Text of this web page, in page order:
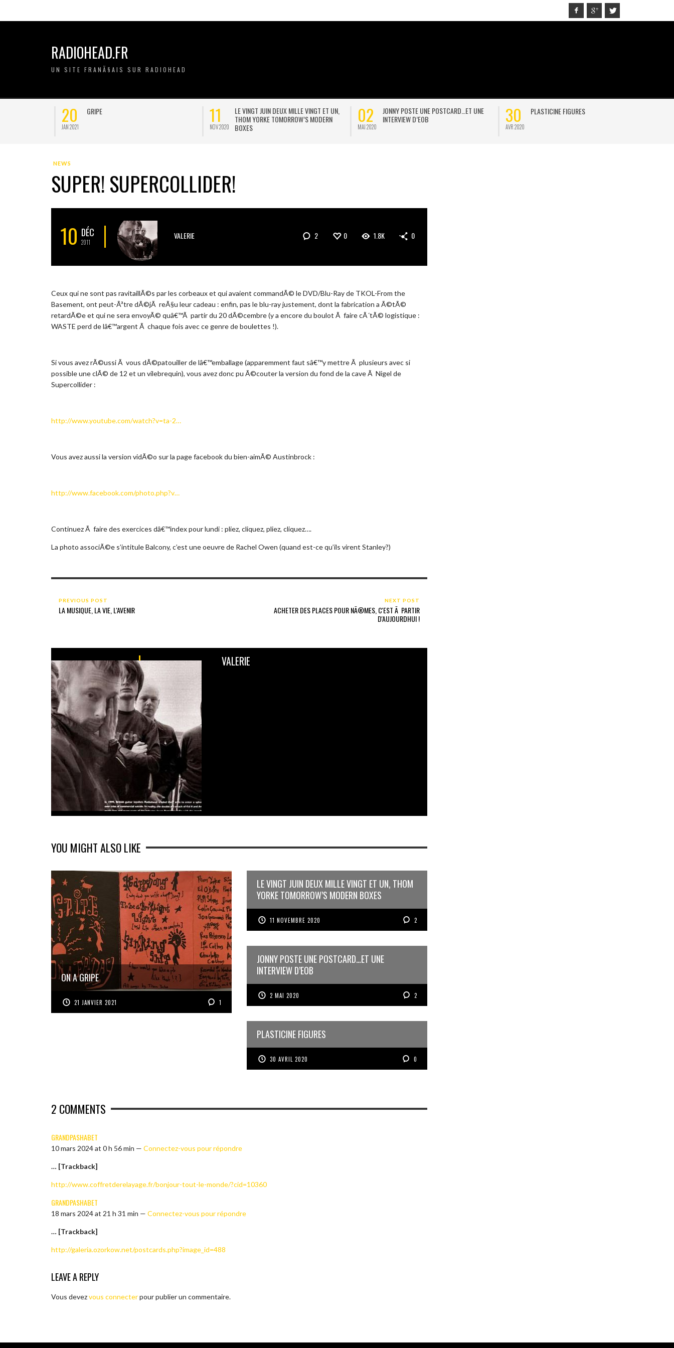
RADIOHEAD.FR
UN SITE FRANÃ§AIS SUR RADIOHEAD
20
JAN 2021
GRIPE 11
NOV 2020
LE VINGT JUIN DEUX MILLE VINGT ET UN,
THOM YORKE TOMORROW’S MODERN
BOXES
02
MAI 2020
JONNY POSTE UNE POSTCARD…ET UNE
INTERVIEW D’EOB
30
AVR 2020
PLASTICINE FIGURES
NEWS
SUPER! SUPERCOLLIDER!
10 DÉC
2011
VALERIE 2 0 1.8K 0
Ceux qui ne sont pas ravitaillÃ©s par les corbeaux et qui avaient commandÃ© le DVD/Blu-Ray de TKOL-From the
Basement, ont peut-Ãªtre dÃ©jÃ reÃ§u leur cadeau : enfin, pas le blu-ray justement, dont la fabrication a Ã©tÃ©
retardÃ©e et qui ne sera envoyÃ© quâ€™Ã partir du 20 dÃ©cembre (y a encore du boulot Ã faire cÃ´tÃ© logistique :
WASTE perd de lâ€™argent Ã chaque fois avec ce genre de boulettes !).
Si vous avez rÃ©ussi Ã vous dÃ©patouiller de lâ€™emballage (apparemment faut sâ€™y mettre Ã plusieurs avec si
possible une clÃ© de 12 et un vilebrequin), vous avez donc pu Ã©couter la version du fond de la cave Ã Nigel de
Supercollider :
http://www.youtube.com/watch?v=ta-2…
Vous avez aussi la version vidÃ©o sur la page facebook du bien-aimÃ© Austinbrock :
http://www.facebook.com/photo.php?v…
Continuez Ã faire des exercices dâ€™index pour lundi : pliez, cliquez, pliez, cliquez….
La photo associÃ©e s’intitule Balcony, c’est une oeuvre de Rachel Owen (quand est-ce qu’ils virent Stanley?)
PREVIOUS POST
LA MUSIQUE, LA VIE, L'AVENIR
NEXT POST
ACHETER DES PLACES POUR NÃ®MES, C'EST Ã PARTIR
D'AUJOURDHUI !
VALERIE
YOU MIGHT ALSO LIKE
ON A GRIPE
21 JANVIER 2021 1
LE VINGT JUIN DEUX MILLE VINGT ET UN, THOM
YORKE TOMORROW’S MODERN BOXES
11 NOVEMBRE 2020 2
JONNY POSTE UNE POSTCARD…ET UNE
INTERVIEW D’EOB
2 MAI 2020 2
PLASTICINE FIGURES
30 AVRIL 2020 0
2 COMMENTS
GRANDPASHABET
10 mars 2024 at 0 h 56 min — Connectez-vous pour répondre
… [Trackback]
http://www.coffretderelayage.fr/bonjour-tout-le-monde/?cid=10360
GRANDPASHABET
18 mars 2024 at 21 h 31 min — Connectez-vous pour répondre
… [Trackback]
http://galeria.ozorkow.net/postcards.php?image_id=488
LEAVE A REPLY
Vous devezvous connecterpour publier un commentaire.